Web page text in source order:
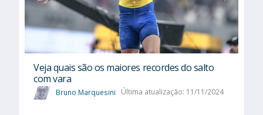
Veja quais são os maiores recordes do salto
com vara
Bruno Marquesini Última atualização: 11/11/2024